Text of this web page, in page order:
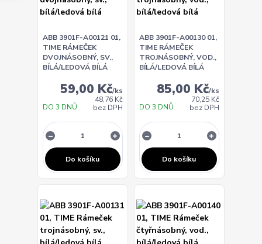
ABB 3901F-A00121 01,
TIME RÁMEČEK
DVOJNÁSOBNÝ, SV.,
BÍLÁ/LEDOVÁ BÍLÁ
59,00 Kč/ks
48,76 Kč
bez DPH
DO 3 DNŮ
Do košíku
ABB 3901F-A00130 01,
TIME RÁMEČEK
TROJNÁSOBNÝ, VOD.,
BÍLÁ/LEDOVÁ BÍLÁ
85,00 Kč/ks
70,25 Kč
bez DPH
DO 3 DNŮ
Do košíku